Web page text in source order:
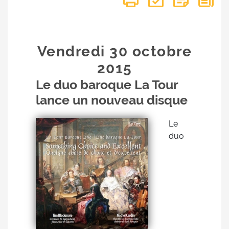
Vendredi 30 octobre
2015
Le duo baroque La Tour
lance un nouveau disque
Le
duo